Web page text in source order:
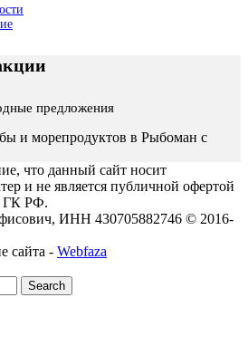
предложения
что данный сайт носит
и не является публичной офертой
ГК РФ.
ИНН 430705882746 © 2016-
сайта - Webfaza
Search